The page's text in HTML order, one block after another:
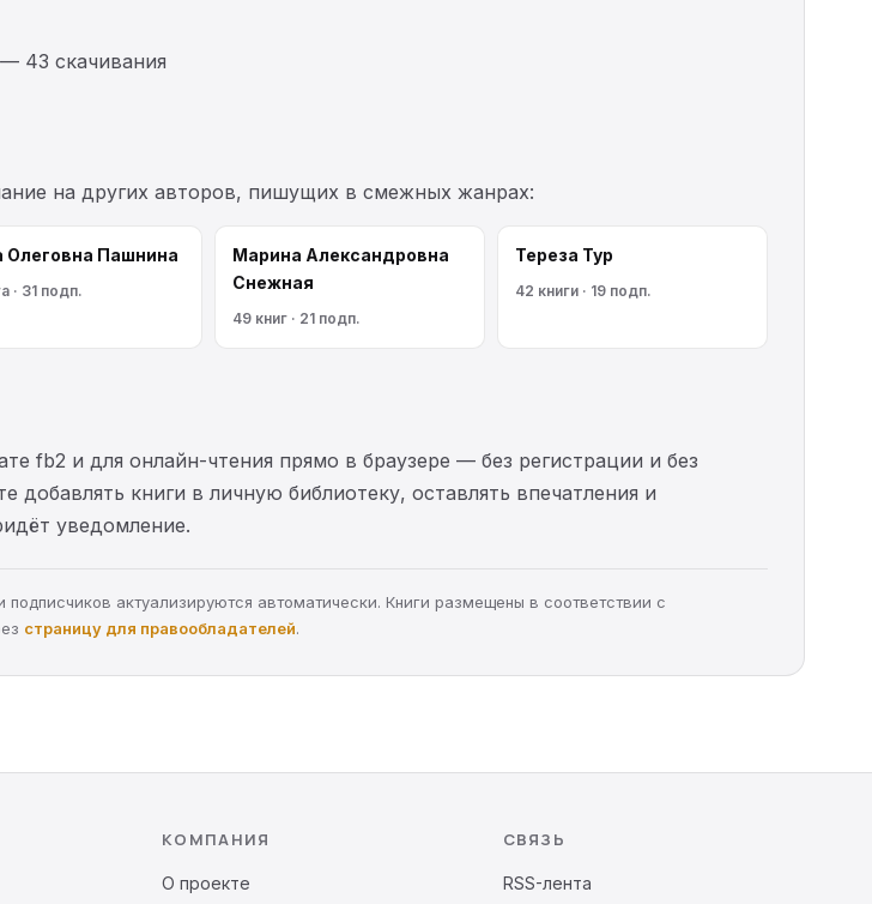
— 43 скачивания
на других авторов, пишущих в смежных жанрах:
Олеговна Пашнина
· 31 подп.
Марина Александровна
Снежная
49 книг · 21 подп.
Тереза Тур
42 книги · 19 подп.
fb2 и для онлайн-чтения прямо в браузере — без регистрации и без
книги в личную библиотеку, оставлять впечатления и
уведомление.
актуализируются автоматически. Книги размещены в соответствии с
страницу для правообладателей.
КОМПАНИЯ
О проекте
СВЯЗЬ
RSS-лента